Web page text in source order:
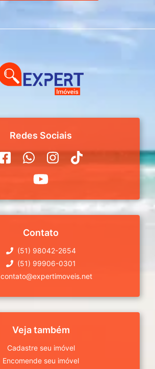
Redes Sociais
Contato
(51) 98042-2654
(51) 99906-0301
contato@expertimoveis.net
Veja também
Cadastre seu imóvel
Encomende seu imóvel